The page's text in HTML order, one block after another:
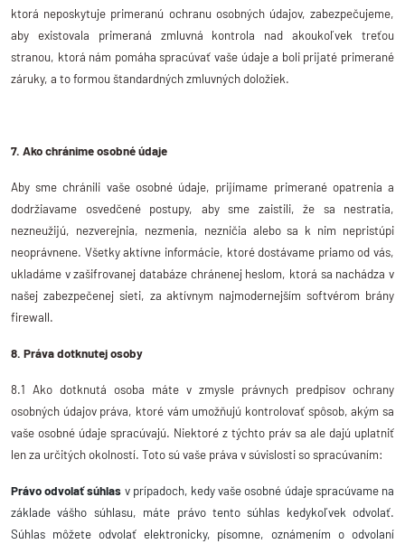
ktorá neposkytuje primeranú ochranu osobných údajov, zabezpečujeme,
aby existovala primeraná zmluvná kontrola nad akoukoľvek treťou
stranou, ktorá nám pomáha spracúvať vaše údaje a boli prijaté primerané
záruky, a to formou štandardných zmluvných doložiek.
7. Ako chránime osobné údaje
Aby sme chránili vaše osobné údaje, prijímame primerané opatrenia a
dodržiavame osvedčené postupy, aby sme zaistili, že sa nestratia,
nezneužijú, nezverejnia, nezmenia, nezničia alebo sa k nim nepristúpi
neoprávnene. Všetky aktívne informácie, ktoré dostávame priamo od vás,
ukladáme v zašifrovanej databáze chránenej heslom, ktorá sa nachádza v
našej zabezpečenej sieti, za aktívnym najmodernejším softvérom brány
firewall.
8. Práva dotknutej osoby
8.1 Ako dotknutá osoba máte v zmysle právnych predpisov ochrany
osobných údajov práva, ktoré vám umožňujú kontrolovať spôsob, akým sa
vaše osobné údaje spracúvajú. Niektoré z týchto práv sa ale dajú uplatniť
len za určitých okolností. Toto sú vaše práva v súvislosti so spracúvaním:
Právo odvolať súhlas v prípadoch, kedy vaše osobné údaje spracúvame na
základe vášho súhlasu, máte právo tento súhlas kedykoľvek odvolať.
Súhlas môžete odvolať elektronicky, písomne, oznámením o odvolaní